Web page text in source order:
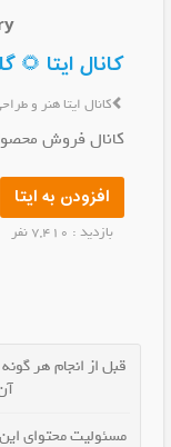
کانال ایتا 🌻
کانال ایتا هنر و
کانال فروش
افزودن به ایتا
بازدید : 7,410 نفر
قبل از انجام هر
مسئولیت محتوای